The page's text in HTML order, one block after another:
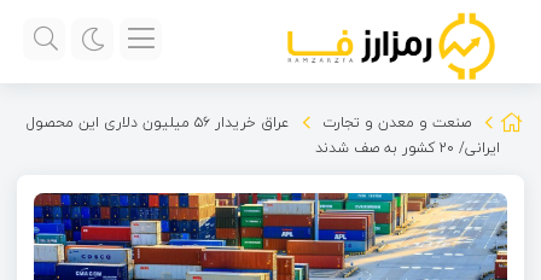
صنعت و معدن و تجارت
عراق خریدار ۵۶ میلیون دلاری این محصول
ایرانی/ ۲۰ کشور به صف شدند